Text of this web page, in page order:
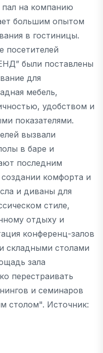
пал на компанию
большим опытом
в гостиницы.
посетителей
были поставлены
для
мебель,
удобством и
показателями.
вызвали
в баре и
последним
комфорта и
и диваны для
стиле,
отдыху и
конференц-залов
складными столами
зала
перестраивать
и семинаров
столом". Источник: